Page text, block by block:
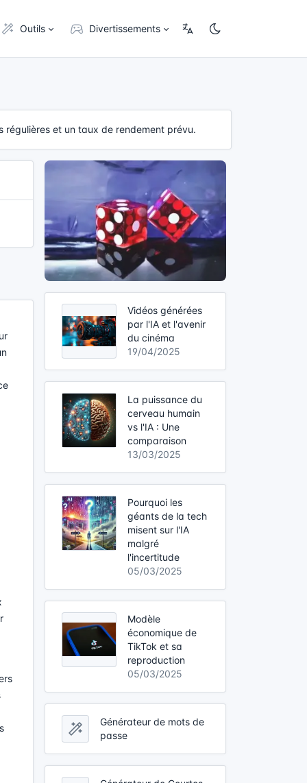
Outils Divertissements
et un taux de rendement prévu.
Vidéos générées
par l'IA et l'avenir
du cinéma
19/04/2025
La puissance du
cerveau humain
vs l'IA : Une
comparaison
13/03/2025
Pourquoi les
géants de la tech
misent sur l'IA
malgré
l'incertitude
05/03/2025
Modèle
économique de
TikTok et sa
reproduction
05/03/2025
Générateur de mots de
passe